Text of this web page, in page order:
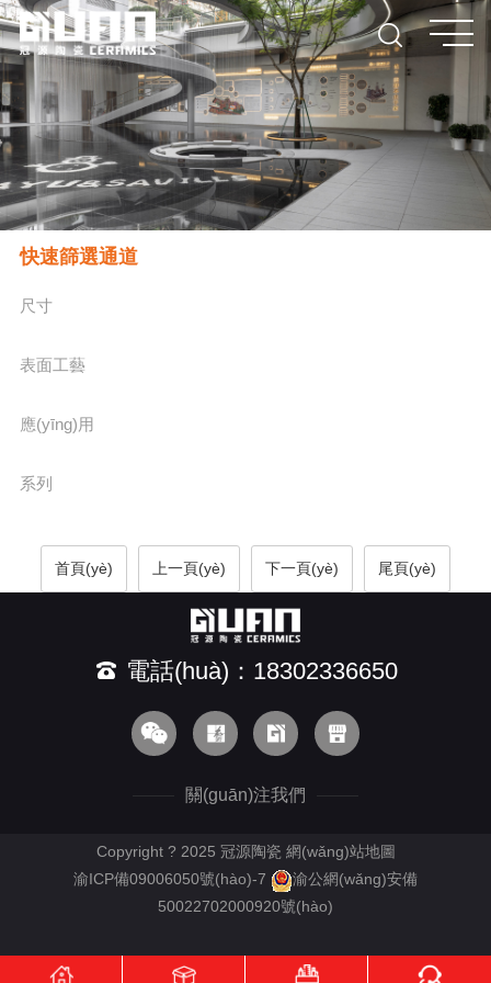
快速篩選通道
尺寸
表面工藝
應(yīng)用
系列
首頁(yè) 上一頁(yè) 下一頁(yè) 尾頁(yè)
電話(huà)：18302336650
關(guān)注我們
Copyright ? 2025 冠源陶瓷 網(wǎng)站地圖
渝ICP備09006050號(hào)-7
渝公網(wǎng)安備
50022702000920號(hào)